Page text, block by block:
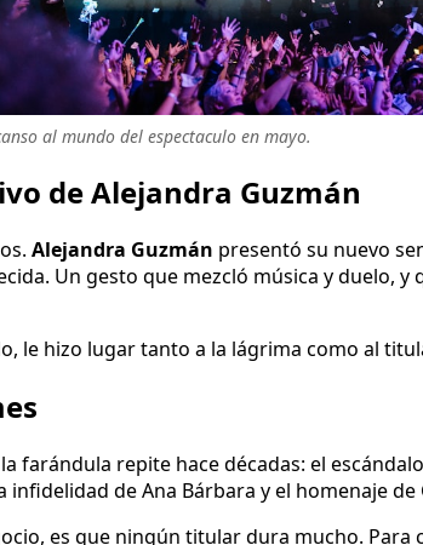
al mundo del espectaculo en mayo.
de Alejandra Guzmán
Alejandra Guzmán presentó su nuevo
Un gesto que mezcló música y duelo, y
le hizo lugar tanto a la lágrima como al
farándula repite hace décadas: el
infidelidad de Ana Bárbara y el homenaje
es que ningún titular dura mucho. Para